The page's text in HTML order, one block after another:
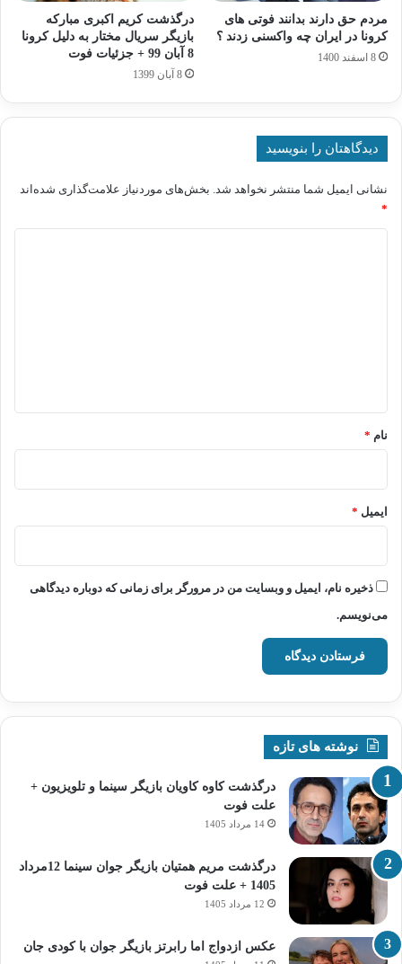
مردم حق دارند بدانند فوتی های
کرونا در ایران چه واکسنی زدند ؟
8 اسفند 1400
درگذشت کریم اکبری مبارکه
بازیگر سریال مختار به دلیل کرونا
8 آبان 99 + جزئیات فوت
8 آبان 1399
دیدگاهتان را بنویسید
نشانی ایمیل شما منتشر نخواهد شد. بخش‌های موردنیاز علامت‌گذاری شده‌اند
*
نام *
ایمیل *
ذخیره نام، ایمیل و وبسایت من در مرورگر برای زمانی که دوباره دیدگاهی
می‌نویسم.
نوشته های تازه
درگذشت کاوه کاویان بازیگر سینما و تلویزیون +
علت فوت
14 مرداد 1405
درگذشت مریم همتیان بازیگر جوان سینما 12مرداد
1405 + علت فوت
12 مرداد 1405
عکس ازدواج اما رابرتز بازیگر جوان با کودی جان